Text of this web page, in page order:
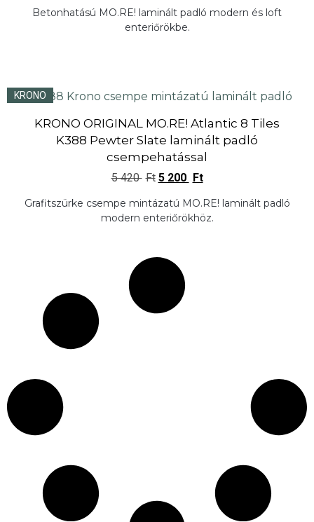
Betonhatású MO.RE! laminált padló modern és loft
enteriőrökbe.
KRONO
KRONO ORIGINAL MO.RE! Atlantic 8 Tiles
K388 Pewter Slate laminált padló
csempehatással
5 420 Ft 5 200 Ft
Grafitszürke csempe mintázatú MO.RE! laminált padló
modern enteriőrökhöz.